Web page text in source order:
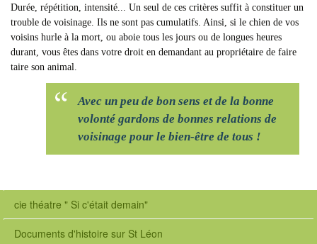
Durée, répétition, intensité... Un seul de ces critères suffit à constituer un
trouble de voisinage. Ils ne sont pas cumulatifs. Ainsi, si le chien de vos
voisins hurle à la mort, ou aboie tous les jours ou de longues heures
durant, vous êtes dans votre droit en demandant au propriétaire de faire
taire son animal.
Avec un peu de bon sens et de la bonne
volonté gardons de bonnes relations de
voisinage pour le bien-être de tous !
cie théatre " Si c'était demain"
Documents d'histoire sur St Léon